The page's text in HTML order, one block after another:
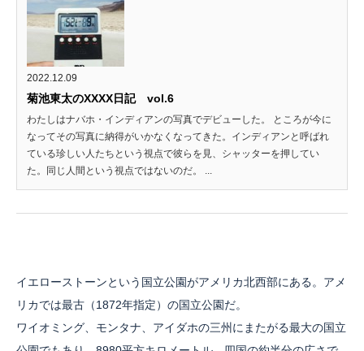
2022.12.09
菊池東太のXXXX日記 vol.6
わたしはナバホ・インディアンの写真でデビューした。 ところが今に
なってその写真に納得がいかなくなってきた。インディアンと呼ばれ
ている珍しい人たちという視点で彼らを見、シャッターを押してい
た。同じ人間という視点ではないのだ。 ...
イエローストーンという国立公園がアメリカ北西部にある。アメ
リカでは最古（1872年指定）の国立公園だ。
ワイオミング、モンタナ、アイダホの三州にまたがる最大の国立